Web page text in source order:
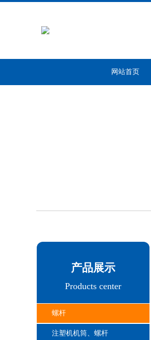
网站首页
产品展示
Products center
螺杆
注塑机机筒、螺杆